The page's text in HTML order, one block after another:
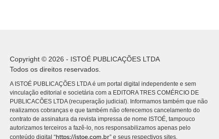
Copyright © 2026 - ISTOÉ PUBLICAÇÕES LTDA
Todos os direitos reservados.
A ISTOÉ PUBLICAÇÕES LTDA é um portal digital independente e sem
vinculação editorial e societária com a EDITORA TRES COMÉRCIO DE
PUBLICACÕES LTDA (recuperação judicial). Informamos também que não
realizamos cobranças e que também não oferecemos cancelamento do
contrato de assinatura da revista impressa de nome ISTOÉ, tampouco
autorizamos terceiros a fazê-lo, nos responsabilizamos apenas pelo
conteúdo digital “https://istoe.com.br” e seus respectivos sites.